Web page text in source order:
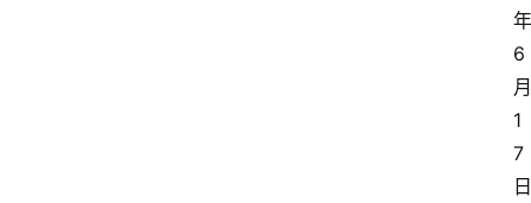
年
6
月
1
7
日